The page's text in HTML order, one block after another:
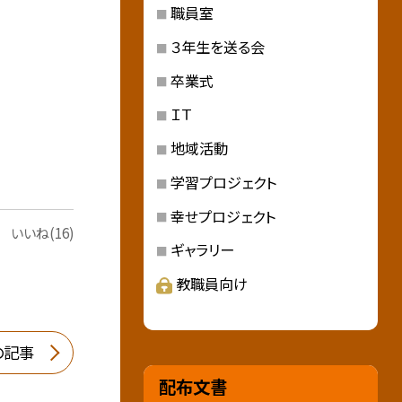
いいね(16)
事
職員室
３年生を送る会
卒業式
ＩＴ
地域活動
学習プロジェクト
幸せプロジェクト
ギャラリー
教職員向け
配布文書